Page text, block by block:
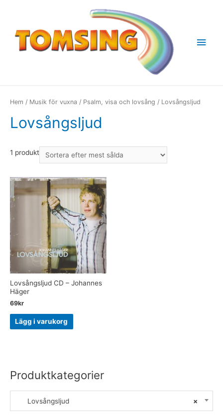
Produktkategorier
×
Lovsångsljud
Hem / Musik för vuxna / Psalm, visa och lovsång / Lovsångsljud
Lovsångsljud
1 produkt
Lovsångsljud CD – Johannes
Häger
69kr
Lägg i varukorg